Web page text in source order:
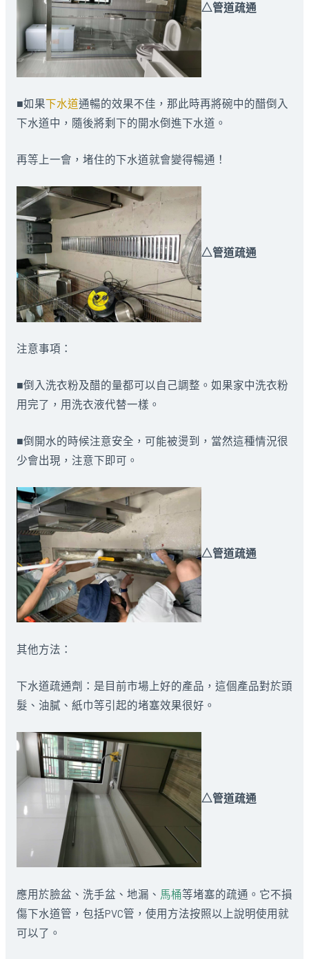
△管道疏通
■如果下水道通暢的效果不佳，那此時再將碗中的醋倒入
下水道中，隨後將剩下的開水倒進下水道。
再等上一會，堵住的下水道就會變得暢通！
△管道疏通
注意事項：
■倒入洗衣粉及醋的量都可以自己調整。如果家中洗衣粉
用完了，用洗衣液代替一樣。
■倒開水的時候注意安全，可能被燙到，當然這種情況很
少會出現，注意下即可。
△管道疏通
其他方法：
下水道疏通劑：是目前市場上好的產品，這個產品對於頭
髮、油膩、紙巾等引起的堵塞效果很好。
△管道疏通
應用於臉盆、洗手盆、地漏、 馬桶等堵塞的疏通。它不損
傷下水道管，包括PVC管，使用方法按照以上說明使用就
可以了。